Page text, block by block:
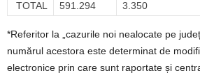
TOTAL 591.294 3.350
*Referitor la „cazurile noi nealocate pe
numărul acestora este determinat de
electronice prin care sunt raportate și